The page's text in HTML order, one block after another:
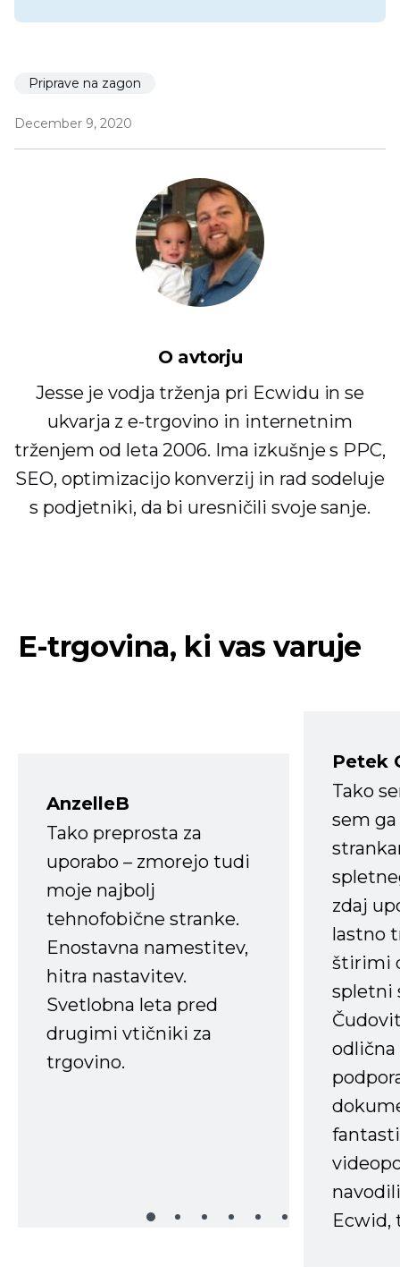
Priprave na zagon
December 9, 2020
O avtorju
Jesse je vodja trženja pri Ecwidu in se
ukvarja z e-trgovino in internetnim
trženjem od leta 2006. Ima izkušnje s PPC,
SEO, optimizacijo konverzij in rad sodeluje
s podjetniki, da bi uresničili svoje sanje.
E-trgovina, ki vas varuje
AnzelleB
Tako preprosta za
uporabo – zmorejo tudi
moje najbolj
tehnofobične stranke.
Enostavna namestitev,
hitra nastavitev.
Svetlobna leta pred
drugimi vtičniki za
trgovino.
Petek
Tako
sem
zdaj
lastno
štirimi
spletni
Ecwid,